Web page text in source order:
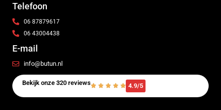
Telefoon
06 87879617
06 43004438
E-mail
info@butun.nl
Bekijk onze 320 reviews 4.9/5